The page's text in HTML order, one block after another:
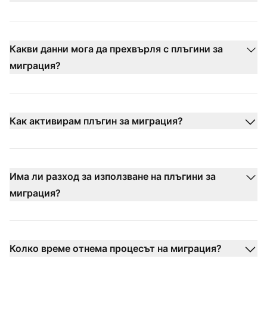
Какви данни мога да прехвърля с плъгини за
миграция?
Как активирам плъгин за миграция?
Има ли разход за използване на плъгини за
миграция?
Колко време отнема процесът на миграция?